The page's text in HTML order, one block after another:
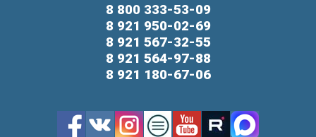
8 800 333-53-09
8 921 950-02-69
8 921 567-32-55
8 921 564-97-88
8 921 180-67-06